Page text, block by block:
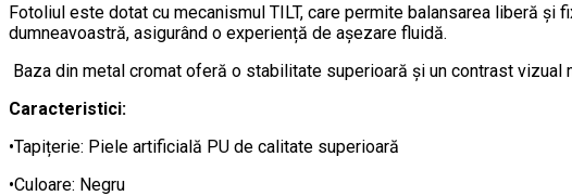
Fotoliul este dotat cu mecanismul TILT, care permite balansarea liberă
dumneavoastră, asigurând o experiență de așezare fluidă.
Baza din metal cromat oferă o stabilitate superioară și un contrast
Caracteristici:
•Tapițerie: Piele artificială PU de calitate superioară
•Culoare: Negru